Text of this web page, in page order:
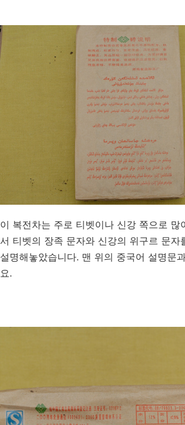
이 복전차는 주로 티벳이나 신강 쪽으로 많
서 티벳의 장족 문자와 신강의 위구르 문자
설명해놓았습니다. 맨 위의 중국어 설명문
요.